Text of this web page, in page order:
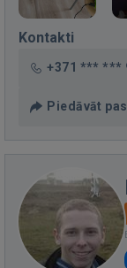
Kontakti
+371 *** ***
Piedāvāt